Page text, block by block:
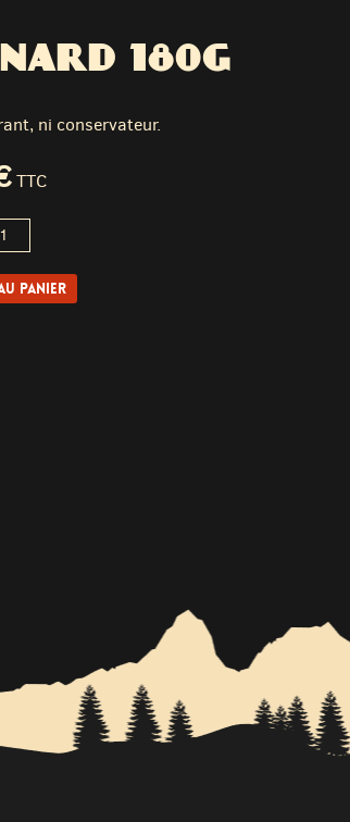
180G
ni conservateur.
TTC